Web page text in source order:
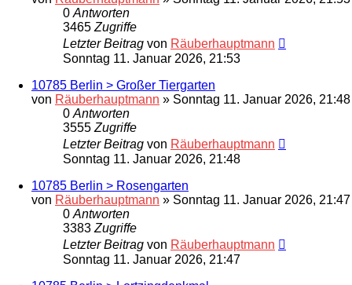
0 Antworten
3465 Zugriffe
Letzter Beitrag von Räuberhauptmann
Sonntag 11. Januar 2026, 21:53
10785 Berlin > Großer Tiergarten
von Räuberhauptmann » Sonntag 11. Januar 2026, 21:48
0 Antworten
3555 Zugriffe
Letzter Beitrag von Räuberhauptmann
Sonntag 11. Januar 2026, 21:48
10785 Berlin > Rosengarten
von Räuberhauptmann » Sonntag 11. Januar 2026, 21:47
0 Antworten
3383 Zugriffe
Letzter Beitrag von Räuberhauptmann
Sonntag 11. Januar 2026, 21:47